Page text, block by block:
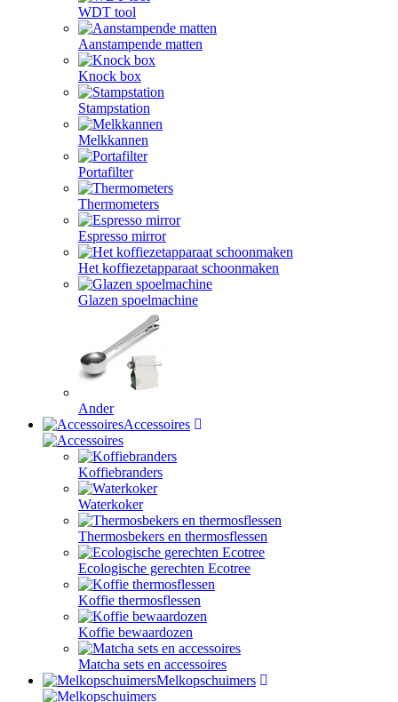
WDT tool
Aanstampende matten
Knock box
Stampstation
Melkkannen
Portafilter
Thermometers
Espresso mirror
Het koffiezetapparaat schoonmaken
Glazen spoelmachine
Ander
Accessoires
Koffiebranders
Waterkoker
Thermosbekers en thermosflessen
Ecologische gerechten Ecotree
Koffie thermosflessen
Koffie bewaardozen
Matcha sets en accessoires
Melkopschuimers